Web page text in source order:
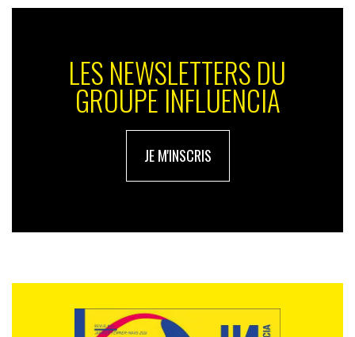
LES NEWSLETTERS DU
GROUPE INFLUENCIA
JE M'INSCRIS